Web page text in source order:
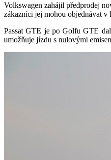
Volkswagen zahájil předprodej
zákazníci jej mohou objednávat
Passat GTE je po Golfu GTE
umožňuje jízdu s nulovými